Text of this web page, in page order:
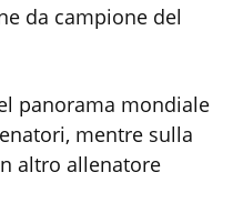
da campione del
panorama mondiale
mentre sulla
altro allenatore